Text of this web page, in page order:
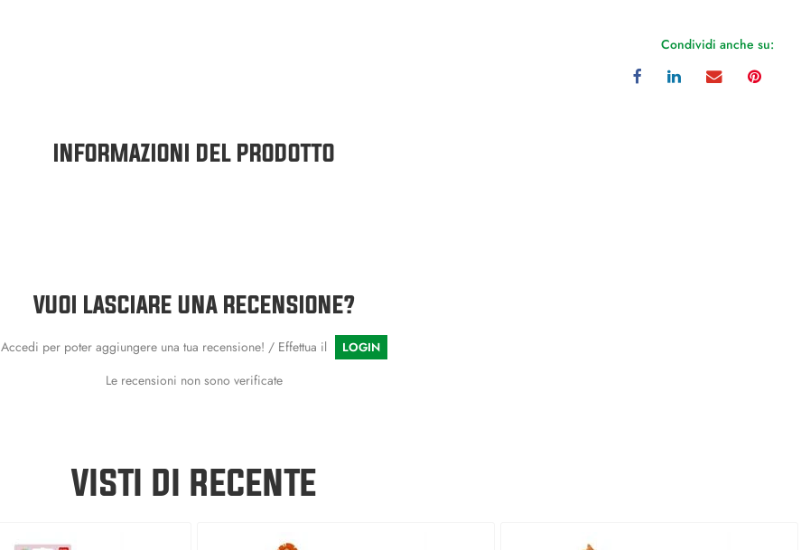
Condividi anche su:
INFORMAZIONI DEL PRODOTTO
VUOI LASCIARE UNA RECENSIONE?
Accedi per poter aggiungere una tua recensione! / Effettua il LOGIN
Le recensioni non sono verificate
VISTI DI RECENTE